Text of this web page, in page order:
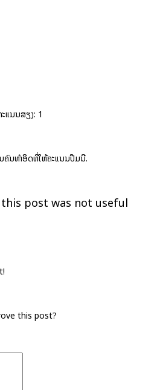
ແນນສຽງ: 1
ຄົນທຳອິດທີ່ໃຫ້ຄະແນນປື້ມນີ້.
post was not useful
this post?